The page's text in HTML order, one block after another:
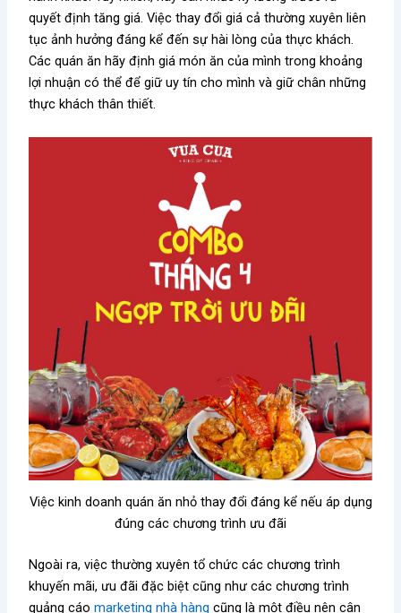
quyết định tăng giá. Việc thay đổi giá cả thường xuyên liên
tục ảnh hưởng đáng kể đến sự hài lòng của thực khách.
Các quán ăn hãy định giá món ăn của mình trong khoảng
lợi nhuận có thể để giữ uy tín cho mình và giữ chân những
thực khách thân thiết.
Việc kinh doanh quán ăn nhỏ thay đổi đáng kể nếu áp dụng
đúng các chương trình ưu đãi
Ngoài ra, việc thường xuyên tổ chức các chương trình
khuyến mãi, ưu đãi đặc biệt cũng như các chương trình
quảng cáomarketing nhà hàng cũng là một điều nên cân